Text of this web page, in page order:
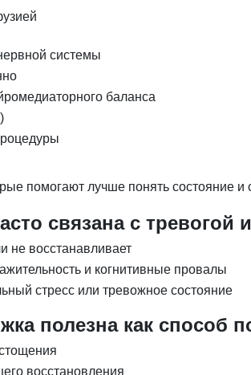
системы
баланса
помогают лучше понять состояние
связана с тревогой
не восстанавливает
и когнитивные провалы
стресс или тревожное состояние
полезна как способ
восстановления